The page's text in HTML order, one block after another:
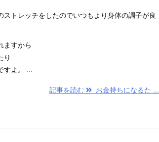
ストレッチをしたのでいつもより身体の調子が良
ますから
り
すよ。 ...
記事を読む お金持ちになるた ...